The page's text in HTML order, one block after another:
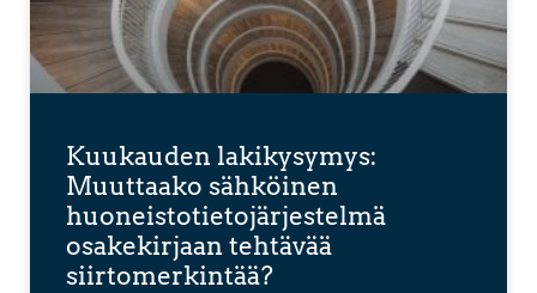
Kuukauden lakikysymys:
Muuttaako sähköinen
huoneistotietojärjestelmä
osakekirjaan tehtävää
siirtomerkintää?